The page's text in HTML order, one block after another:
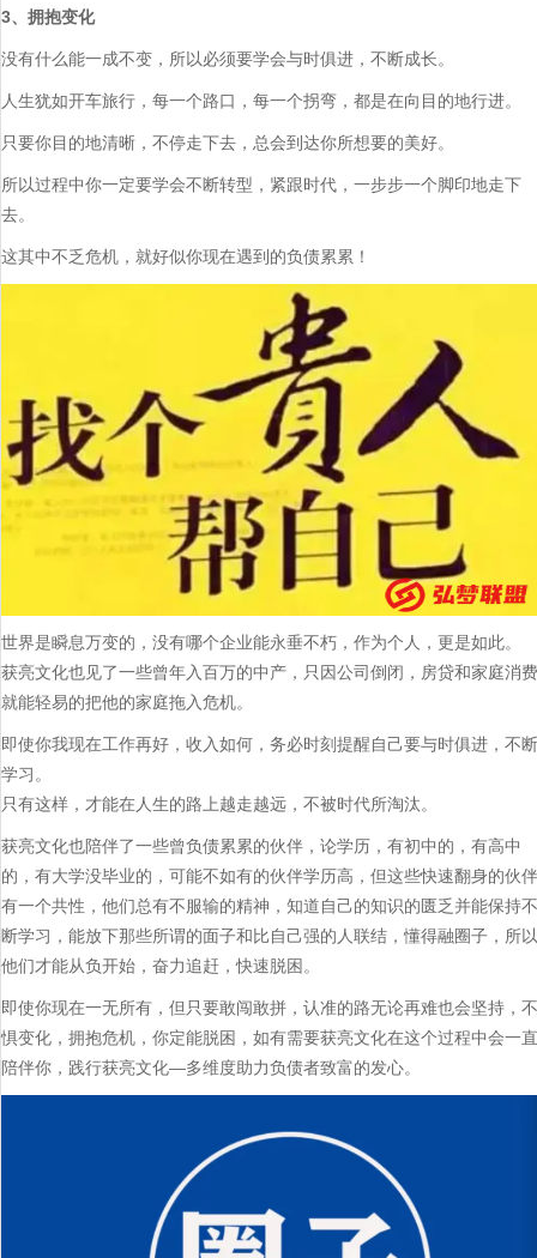
3、拥抱变化
没有什么能一成不变，所以必须要学会与时俱进，不断成长。
人生犹如开车旅行，每一个路口，每一个拐弯，都是在向目的地行进。
只要你目的地清晰，不停走下去，总会到达你所想要的美好。
所以过程中你一定要学会不断转型，紧跟时代，一步步一个脚印地走下
去。
这其中不乏危机，就好似你现在遇到的负债累累！
世界是瞬息万变的，没有哪个企业能永垂不朽，作为个人，更是如此。
获亮文化也见了一些曾年入百万的中产，只因公司倒闭，房贷和家庭消费
就能轻易的把他的家庭拖入危机。
即使你我现在工作再好，收入如何，务必时刻提醒自己要与时俱进，不断
学习。
只有这样，才能在人生的路上越走越远，不被时代所淘汰。
获亮文化也陪伴了一些曾负债累累的伙伴，论学历，有初中的，有高中
的，有大学没毕业的，可能不如有的伙伴学历高，但这些快速翻身的伙伴
有一个共性，他们总有不服输的精神，知道自己的知识的匮乏并能保持不
断学习，能放下那些所谓的面子和比自己强的人联结，懂得融圈子，所以
他们才能从负开始，奋力追赶，快速脱困。
即使你现在一无所有，但只要敢闯敢拼，认准的路无论再难也会坚持，不
惧变化，拥抱危机，你定能脱困，如有需要获亮文化在这个过程中会一直
陪伴你，践行获亮文化—多维度助力负债者致富的发心。